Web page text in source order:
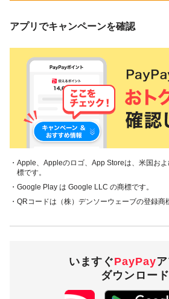
アプリでキャンペーンを確認
・Apple、Appleのロゴ、App Storeは、米国お
標です。
・Google Play は Google LLC の商標です。
・QRコードは（株）デンソーウェーブの登録商
いますぐPayPay
ダウンロード